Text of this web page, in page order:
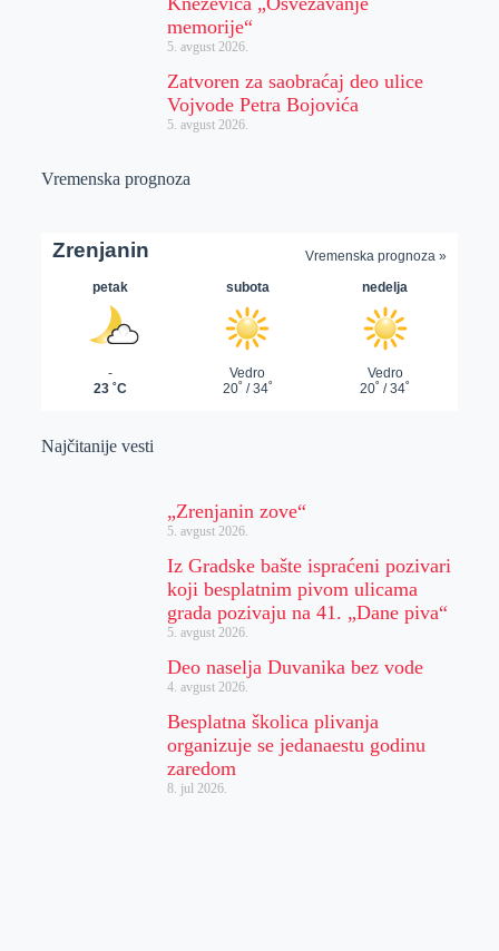
memorije“
5. avgust 2026.
Zatvoren za saobraćaj deo ulice
Vojvode Petra Bojovića
5. avgust 2026.
Vremenska prognoza
Najčitanije vesti
„Zrenjanin zove“
5. avgust 2026.
Iz Gradske bašte ispraćeni pozivari
koji besplatnim pivom ulicama
grada pozivaju na 41. „Dane piva“
5. avgust 2026.
Deo naselja Duvanika bez vode
4. avgust 2026.
Besplatna školica plivanja
organizuje se jedanaestu godinu
zaredom
8. jul 2026.